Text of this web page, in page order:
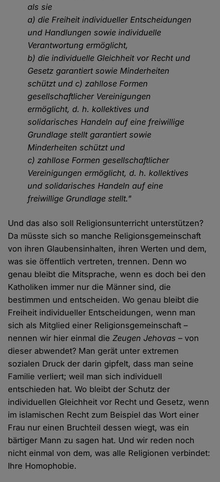
als sie
a) die Freiheit individueller Entscheidungen
und Handlungen sowie individuelle
Verantwortung ermöglicht,
b) die individuelle Gleichheit vor Recht und
Gesetz garantiert sowie Minderheiten
schützt und c) zahllose Formen
gesellschaftlicher Vereinigungen
ermöglicht, d. h. kollektives und
solidarisches Handeln auf eine freiwillige
Grundlage stellt garantiert sowie
Minderheiten schützt und
c) zahllose Formen gesellschaftlicher
Vereinigungen ermöglicht, d. h. kollektives
und solidarisches Handeln auf eine
freiwillige Grundlage stellt."
Und das also soll Religionsunterricht unterstützen?
Da müsste sich so manche Religionsgemeinschaft
von ihren Glaubensinhalten, ihren Werten und dem,
was sie öffentlich vertreten, trennen. Denn wo
genau bleibt die Mitsprache, wenn es doch bei den
Katholiken immer nur die Männer sind, die
bestimmen und entscheiden. Wo genau bleibt die
Freiheit individueller Entscheidungen, wenn man
sich als Mitglied einer Religionsgemeinschaft –
nennen wir hier einmal dieZeugen Jehovas – von
dieser abwendet? Man gerät unter extremen
sozialen Druck der darin gipfelt, dass man seine
Familie verliert; weil man sich individuell
entschieden hat. Wo bleibt der Schutz der
individuellen Gleichheit vor Recht und Gesetz, wenn
im islamischen Recht zum Beispiel das Wort einer
Frau nur einen Bruchteil dessen wiegt, was ein
bärtiger Mann zu sagen hat. Und wir reden noch
nicht einmal von dem, was alle Religionen verbindet:
Ihre Homophobie.